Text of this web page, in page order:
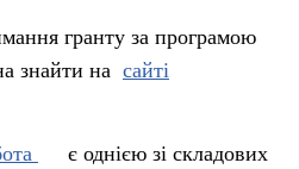
гранту за програмою
знайти на сайті
є однією зі складових